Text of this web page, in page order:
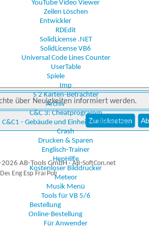
YouTube Video Viewer
Zeilen Löschen
Entwickler
RDEdit
SolidLicense .NET
SolidLicense VB6
Universal Code Lines Counter
UserTable
Spiele
Imp
S 2 Karten-Betrachter
Archiv
C&C 3: Cheatprogramm
C&C1 - Gebäude und Einheiten Betrachter
Crash
Drucken & Sparen
Englisch-Trainer
HepHilfe
Kostenloser Bilddrucker
Meteor
Musik Menü
Tools für VB 5/6
Bestellung
Online-Bestellung
Für Anwender
über Neuigkeiten informiert werden.
AB-Tools GmbH ·AB-SoftCon.net
Auxiliary supplies